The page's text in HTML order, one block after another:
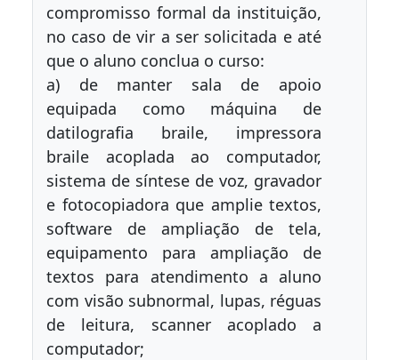
compromisso formal da instituição,
no caso de vir a ser solicitada e até
que o aluno conclua o curso:
a) de manter sala de apoio
equipada como máquina de
datilografia braile, impressora
braile acoplada ao computador,
sistema de síntese de voz, gravador
e fotocopiadora que amplie textos,
software de ampliação de tela,
equipamento para ampliação de
textos para atendimento a aluno
com visão subnormal, lupas, réguas
de leitura, scanner acoplado a
computador;